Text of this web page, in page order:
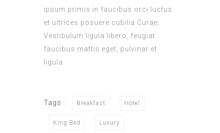
ipsum primis in faucibus orci luctus
et ultrices posuere cubilia Curae;
Vestibulum ligula libero, feugiat
faucibus mattis eget, pulvinar et
ligula.
Tags : Breakfast Hotel
King Bed Luxury